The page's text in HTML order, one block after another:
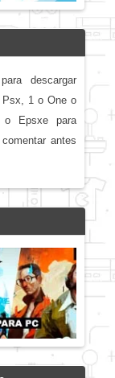
descargar
Psx, 1 o One o
o Epsxe para
antes